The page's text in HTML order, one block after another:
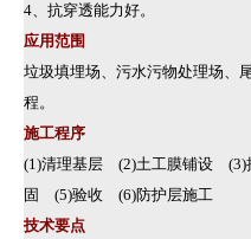
4、抗穿透能力好。
应用范围
垃圾填埋场、污水污物处理场、
程。
施工程序
(1)清理基层 (2)土工膜铺设 (3)
固 (5)验收 (6)防护层施工
技术要点